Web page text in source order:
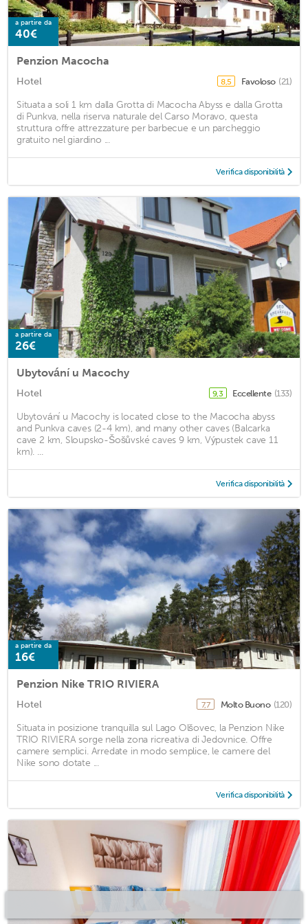
a partire da
40€
Penzion Macocha
Hotel 8,5 Favoloso (21)
Situata a soli 1 km dalla Grotta di Macocha Abyss e dalla Grotta
di Punkva, nella riserva naturale del Carso Moravo, questa
struttura offre attrezzature per barbecue e un parcheggio
gratuito nel giardino ...
Verifica disponibilità
a partire da
26€
Ubytování u Macochy
Hotel 9,3 Eccellente (133)
Ubytování u Macochy is located close to the Macocha abyss
and Punkva caves (2-4 km), and many other caves (Balcarka
cave 2 km, Sloupsko-Šošůvské caves 9 km, Výpustek cave 11
km). ...
Verifica disponibilità
a partire da
16€
Penzion Nike TRIO RIVIERA
Hotel 7,7 Molto Buono (120)
Situata in posizione tranquilla sul Lago Olšovec, la Penzion Nike
TRIO RIVIERA sorge nella zona ricreativa di Jedovnice. Offre
camere semplici. Arredate in modo semplice, le camere del
Nike sono dotate ...
Verifica disponibilità